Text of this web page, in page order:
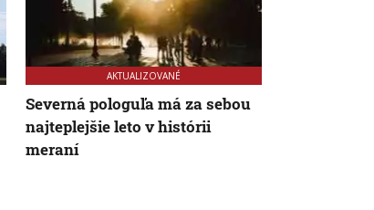
AKTUALIZOVANÉ
Severná pologuľa má za sebou
najteplejšie leto v histórii
meraní